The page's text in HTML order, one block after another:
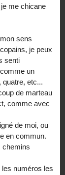
me chicane
sens
je peux
senti
un
quatre, etc...
de marteau
comme avec
de moi, ou
en commun.
chemins
les numéros les